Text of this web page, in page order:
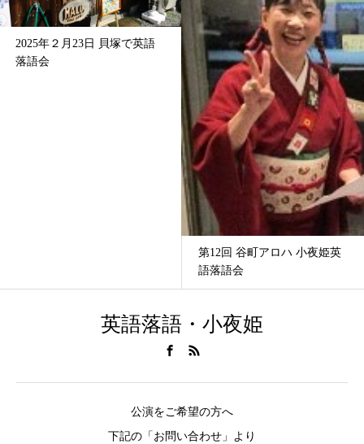
2025年２月23日 貝塚で英語
落語会
第12回 谷町アロハ 小夜姫英
語落語会
英語落語・小夜姫
公演をご希望の方へ
下記の「お問い合わせ」より